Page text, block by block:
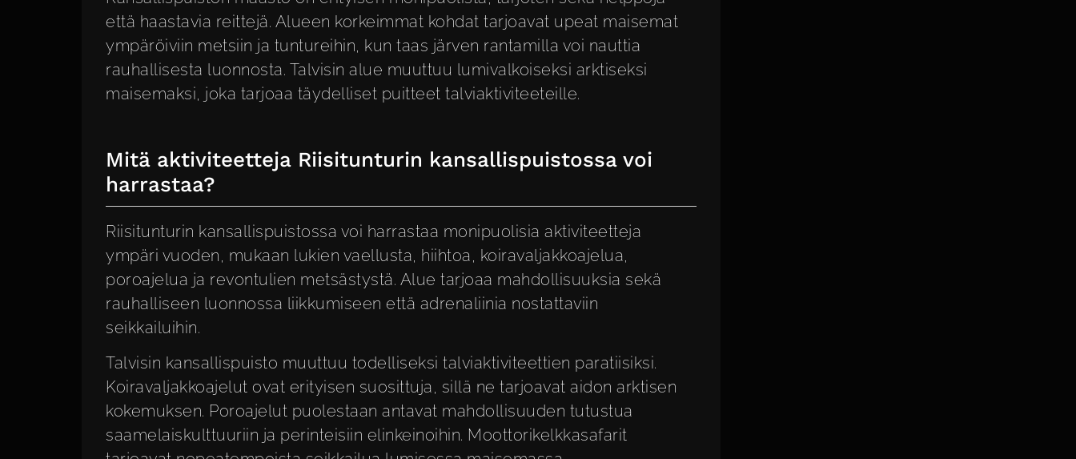
että haastavia reittejä. Alueen korkeimmat kohdat tarjoavat upeat maisemat
ympäröiviin metsiin ja tuntureihin, kun taas järven rantamilla voi nauttia
rauhallisesta luonnosta. Talvisin alue muuttuu lumivalkoiseksi arktiseksi
maisemaksi, joka tarjoaa täydelliset puitteet talviaktiviteeteille.
Mitä aktiviteetteja Riisitunturin kansallispuistossa voi
harrastaa?
Riisitunturin kansallispuistossa voi harrastaa monipuolisia aktiviteetteja
ympäri vuoden, mukaan lukien vaellusta, hiihtoa, koiravaljakkoajelua,
poroajelua ja revontulien metsästystä. Alue tarjoaa mahdollisuuksia sekä
rauhalliseen luonnossa liikkumiseen että adrenaliinia nostattaviin
seikkailuihin.
Talvisin kansallispuisto muuttuu todelliseksi talviaktiviteettien paratiisiksi.
Koiravaljakkoajelut ovat erityisen suosittuja, sillä ne tarjoavat aidon arktisen
kokemuksen. Poroajelut puolestaan antavat mahdollisuuden tutustua
saamelaiskulttuuriin ja perinteisiin elinkeinoihin. Moottorikelkkasafarit